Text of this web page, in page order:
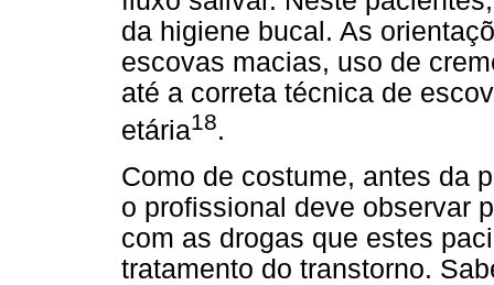
da higiene bucal. As
escovas macias, uso de
até a correta técnica de
etária18.
Como de costume, antes da
o profissional deve observar
com as drogas que estes
tratamento do transtorno.